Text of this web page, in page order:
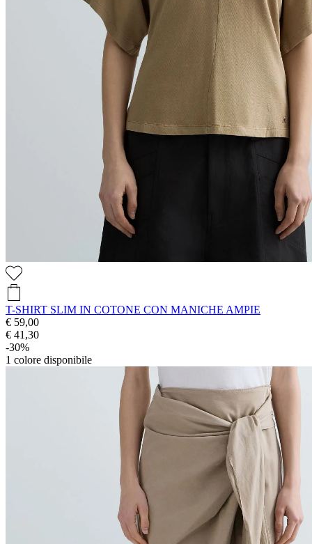
T-SHIRT SLIM IN COTONE CON MANICHE AMPIE
€ 59,00
€ 41,30
-30%
1 colore disponibile